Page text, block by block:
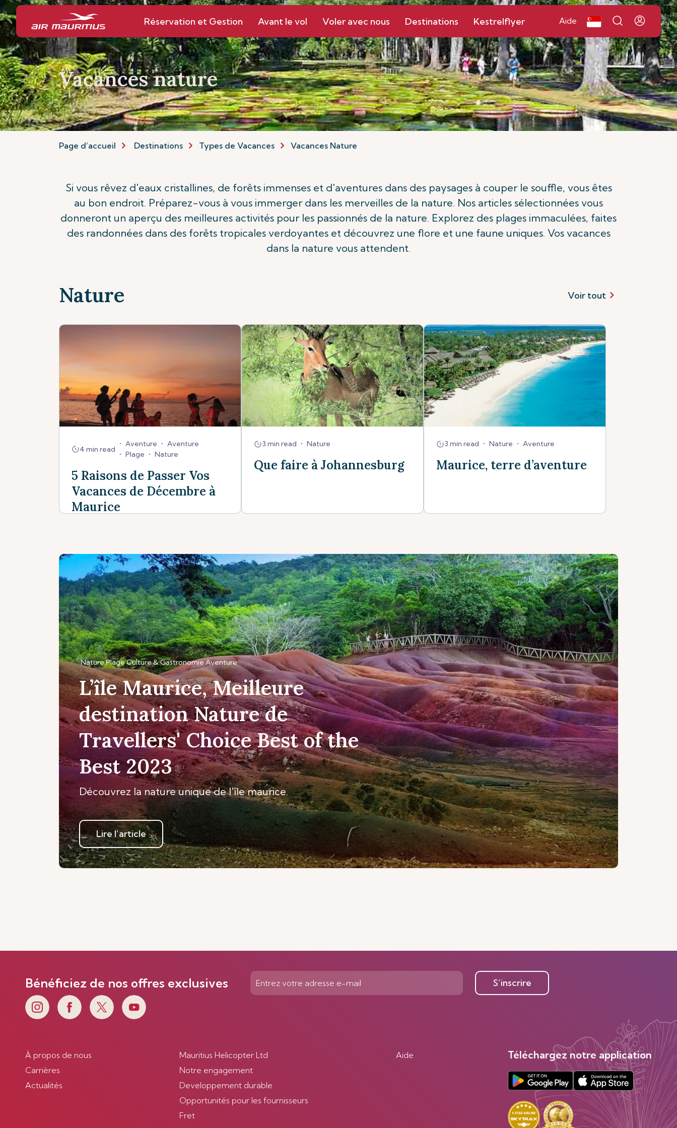
Réservation et Gestion Avant le vol Voler avec nous Destinations Kestrelflyer Aide
Vacances nature
Page d’accueil Destinations Types de Vacances Vacances Nature
Si vous rêvez d'eaux cristallines, de forêts immenses et d'aventures dans des paysages à couper le souffle, vous êtes
au bon endroit. Préparez-vous à vous immerger dans les merveilles de la nature. Nos articles sélectionnées vous
donneront un aperçu des meilleures activités pour les passionnés de la nature. Explorez des plages immaculées, faites
des randonnées dans des forêts tropicales verdoyantes et découvrez une flore et une faune uniques. Vos vacances
dans la nature vous attendent.
Nature Voir tout
4 min read
• Aventure • Aventure
• Plage • Nature
5 Raisons de Passer Vos
Vacances de Décembre à
Maurice
3 min read • Nature
Que faire à Johannesburg
3 min read • Nature • Aventure
Maurice, terre d’aventure
NaturePlageCulture & GastronomieAventure
L’île Maurice, Meilleure
destination Nature de
Travellers' Choice Best of the
Best 2023
Découvrez la nature unique de l'île maurice.
Lire l’article
Bénéficiez de nos offres exclusives S’inscrire
À propos de nous
Carrières
Actualités
Mauritius Helicopter Ltd
Notre engagement
Developpement durable
Opportunités pour les fournisseurs
Fret
Aide Téléchargez notre application